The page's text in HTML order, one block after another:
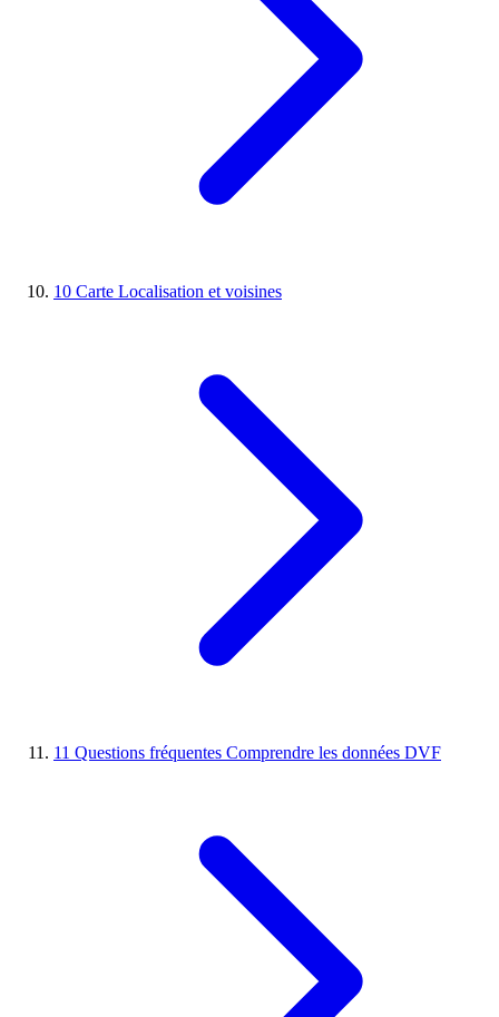
10 Carte Localisation et voisines
11 Questions fréquentes Comprendre les données DVF